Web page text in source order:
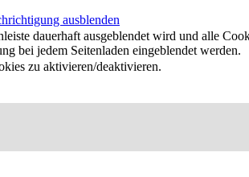
ausblenden
dauerhaft ausgeblendet wird und alle
bei jedem Seitenladen eingeblendet werden.
zu aktivieren/deaktivieren.